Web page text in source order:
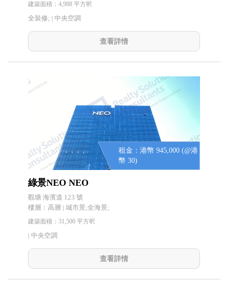
建築面積：4,988 平方呎
全裝修; | 中央空調
查看詳情
租金：港幣 945,000 (@港
幣 30)
綠景NEO NEO
觀塘 海濱道 123 號
樓層：高層 | 城市景;全海景;
建築面積：31,500 平方呎
| 中央空調
查看詳情